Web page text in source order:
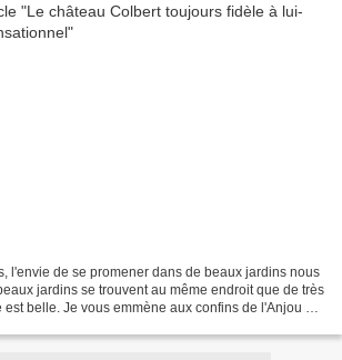
l'envie de se promener dans de beaux jardins nous
jardins se trouvent au même endroit que de très
belle. Je vous emmène aux confins de l'Anjou et